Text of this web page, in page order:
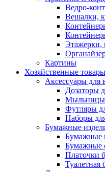
Ведро-
Вешалки,
Этажерки,
Картины
Хозяйственные товары
Аксессуары для
Дозаторы
Мыльницы
Футляры
Наборы
Бумажные
Бумажные
Бумажные
Платочки
Туалетная